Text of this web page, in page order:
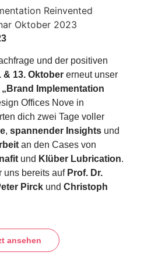
und der positiven
& 13. Oktober erneut unser
Implementation
Offices Nove in
dich zwei Tage voller
, spannender Insights und
an den Cases von
und Klüber Lubrication.
uns bereits auf Prof. Dr.
Pirck und Christoph
ansehen